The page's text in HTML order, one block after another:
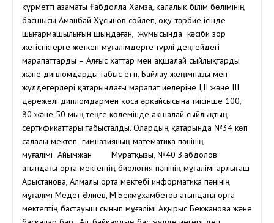
құрметті азаматы Ғабдолла Хамза, қалалық білім бөлімінің
басшысы Аманбай Хұсынов сөйлеп, оқу-тәрбие ісінде
шығармашылығын шыңдаған, жұмысында кәсіби зор
жетістіктерге жеткен мұғалімдерге түрлі деңгейдегі
марапаттарды – Алғыс хаттар мен ақшалай сыйлықтарды
және дипломдарды табыс етті. Байлау жеңімпазы мен
жүлдегерлері қатарындағы марапат иелеріне І,ІІ және ІІІ
дәрежелі дипломдармен қоса әрқайсысына тиісінше 100,
80 және 50 мың теңге көлемінде ақшалай сыйлықтың
сертификаттары табысталды. Олардың қатарында №34 көп
салалы мектеп гимназияның математика пәнінің
мұғалімі Айымжан Мұратқызы, №40 З.Қабдолов
атындағы орта мектептің биология пәнінің мұғалімі Қарлығаш
Арыстанова, Алмалы орта мектебі информатика пәнінің
мұғалімі Медет Әлиев, М.Бекмұхамбетов атындағы орта
мектептің бастауыш сынып мұғалімі Ақырыс Бекжанова және